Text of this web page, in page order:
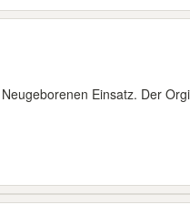
Einsatz. Der